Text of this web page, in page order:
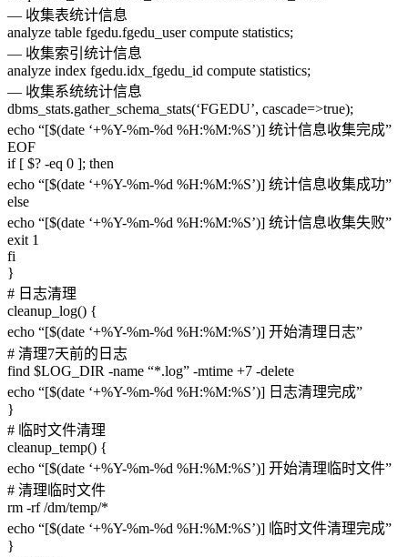
— 收集表统计信息
analyze table fgedu.fgedu_user compute statistics;
— 收集索引统计信息
analyze index fgedu.idx_fgedu_id compute statistics;
— 收集系统统计信息
dbms_stats.gather_schema_stats(‘FGEDU’, cascade=>true);
echo “[$(date ‘+%Y-%m-%d %H:%M:%S’)] 统计信息收集完成”
EOF
if [ $? -eq 0 ]; then
echo “[$(date ‘+%Y-%m-%d %H:%M:%S’)] 统计信息收集成功”
else
echo “[$(date ‘+%Y-%m-%d %H:%M:%S’)] 统计信息收集失败”
exit 1
fi
}
# 日志清理
cleanup_log() {
echo “[$(date ‘+%Y-%m-%d %H:%M:%S’)] 开始清理日志”
# 清理7天前的日志
find $LOG_DIR -name “*.log” -mtime +7 -delete
echo “[$(date ‘+%Y-%m-%d %H:%M:%S’)] 日志清理完成”
}
# 临时文件清理
cleanup_temp() {
echo “[$(date ‘+%Y-%m-%d %H:%M:%S’)] 开始清理临时文件”
# 清理临时文件
rm -rf /dm/temp/*
echo “[$(date ‘+%Y-%m-%d %H:%M:%S’)] 临时文件清理完成”
}